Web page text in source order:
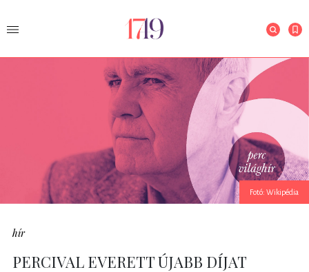
Fotó: Wikipédia
hír
PERCIVAL EVERETT ÚJABB DÍJAT